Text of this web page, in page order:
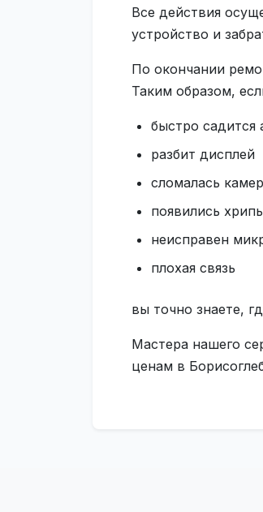
Все действия
устройство и
По окончании
Таким образом,
быстро садится
разбит дисплей
сломалась
появились
неисправен
плохая связь
вы точно знаете,
Мастера нашего
ценам в